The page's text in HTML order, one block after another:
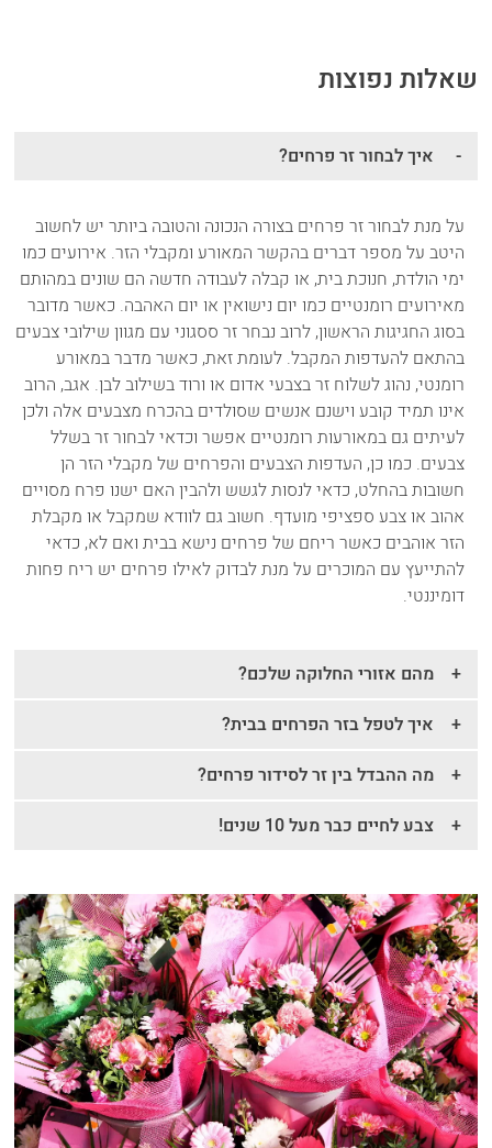
שאלות נפוצות
איך לבחור זר פרחים?
על מנת לבחור זר פרחים בצורה הנכונה והטובה ביותר יש לחשוב
היטב על מספר דברים בהקשר המאורע ומקבלי הזר. אירועים כמו
ימי הולדת, חנוכת בית, או קבלה לעבודה חדשה הם שונים במהותם
מאירועים רומנטיים כמו יום נישואין או יום האהבה. כאשר מדובר
בסוג החגיגות הראשון, לרוב נבחר זר ססגוני עם מגוון שילובי צבעים
בהתאם להעדפות המקבל. לעומת זאת, כאשר מדבר במאורע
רומנטי, נהוג לשלוח זר בצבעי אדום או ורוד בשילוב לבן. אגב, הרוב
אינו תמיד קובע וישנם אנשים שסולדים בהכרח מצבעים אלה ולכן
לעיתים גם במאורעות רומנטיים אפשר וכדאי לבחור זר בשלל
צבעים. כמו כן, העדפות הצבעים והפרחים של מקבלי הזר הן
חשובות בהחלט, כדאי לנסות לגשש ולהבין האם ישנו פרח מסויים
אהוב או צבע ספציפי מועדף. חשוב גם לוודא שמקבל או מקבלת
הזר אוהבים כאשר ריחם של פרחים נישא בבית ואם לא, כדאי
להתייעץ עם המוכרים על מנת לבדוק לאילו פרחים יש ריח פחות
דומיננטי.
מהם אזורי החלוקה שלכם?
איך לטפל בזר הפרחים בבית?
מה ההבדל בין זר לסידור פרחים?
צבע לחיים כבר מעל 10 שנים!